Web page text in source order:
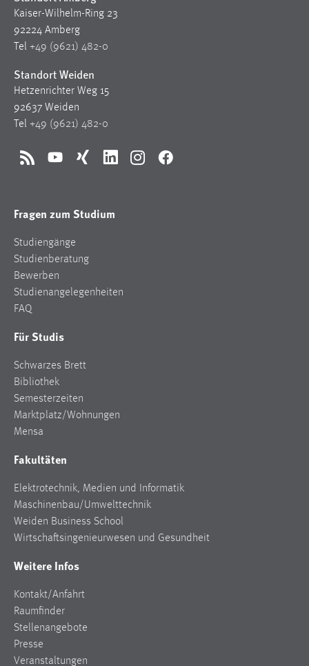
Kaiser-Wilhelm-Ring 23
92224 Amberg
Tel +49 (9621) 482-0
Standort Weiden
Hetzenrichter Weg 15
92637 Weiden
Tel +49 (9621) 482-0
RSS YouTubeXing LinkedInInstagramFacebook
Fragen zum Studium
Studiengänge
Studienberatung
Bewerben
Studienangelegenheiten
FAQ
Für Studis
Schwarzes Brett
Bibliothek
Semesterzeiten
Marktplatz/Wohnungen
Mensa
Fakultäten
Elektrotechnik, Medien und Informatik
Maschinenbau/Umwelttechnik
Weiden Business School
Wirtschaftsingenieurwesen und Gesundheit
Weitere Infos
Kontakt/Anfahrt
Raumfinder
Stellenangebote
Presse
Veranstaltungen